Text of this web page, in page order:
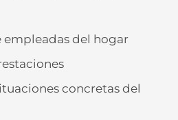
empleadas del hogar
concretas del